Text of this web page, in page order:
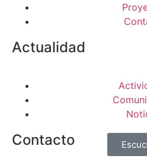
Actualidad
Contacto